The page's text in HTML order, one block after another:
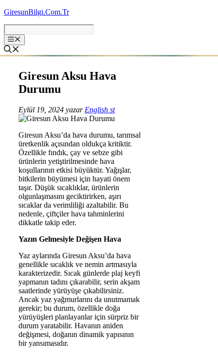
İçeriğe
GiresunBilgi.Com.Tr
Giresun Aksu Hava
Durumu
Eylül 19, 2024 yazar English st
Giresun Aksu’da hava durumu, tarımsal
üretkenlik açısından oldukça kritiktir.
Özellikle fındık, çay ve sebze gibi
ürünlerin yetiştirilmesinde hava
koşullarının etkisi büyüktür. Yağışlar,
bitkilerin büyümesi için hayati önem
taşır. Düşük sıcaklıklar, ürünlerin
olgunlaşmasını geciktirirken, aşırı
sıcaklar da verimliliği azaltabilir. Bu
nedenle, çiftçiler hava tahminlerini
dikkatle takip eder.
Yazın Gelmesiyle Değişen Hava
Yaz aylarında Giresun Aksu’da hava
genellikle sıcaklık ve nemin artmasıyla
karakterizedir. Sıcak günlerde plaj keyfi
yapmanın tadını çıkarabilir, serin akşam
saatlerinde yürüyüşe çıkabilirsiniz.
Ancak yaz yağmurlarını da unutmamak
gerekir; bu durum, özellikle doğa
yürüyüşleri planlayanlar için sürpriz bir
durum yaratabilir. Havanın aniden
değişmesi, doğanın dinamik yapısının
bir yansımasıdır.